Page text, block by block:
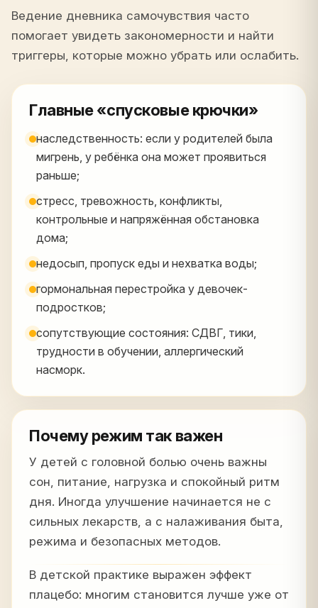
Ведение дневника самочувствия часто
помогает увидеть закономерности и найти
триггеры, которые можно убрать или ослабить.
Главные «спусковые крючки»
наследственность: если у родителей была
мигрень, у ребёнка она может проявиться
раньше;
стресс, тревожность, конфликты,
контрольные и напряжённая обстановка
дома;
недосып, пропуск еды и нехватка воды;
гормональная перестройка у девочек-
подростков;
сопутствующие состояния: СДВГ, тики,
трудности в обучении, аллергический
насморк.
Почему режим так важен
У детей с головной болью очень важны
сон, питание, нагрузка и спокойный ритм
дня. Иногда улучшение начинается не с
сильных лекарств, а с налаживания быта,
режима и безопасных методов.
В детской практике выражен эффект
плацебо: многим становится лучше уже от